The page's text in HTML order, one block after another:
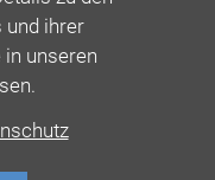
und ihrer
in unseren